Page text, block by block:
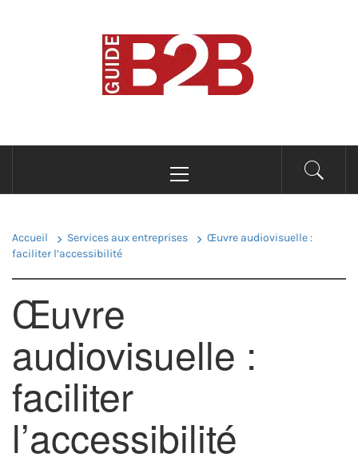
B2B GUIDE
principal
Accueil Services aux entreprises
Œuvre audiovisuelle :
faciliter l’accessibilité
Œuvre
audiovisuelle :
faciliter
l’accessibilité